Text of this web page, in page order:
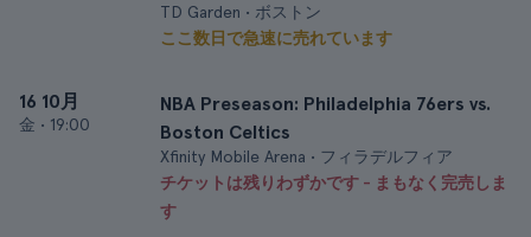
TD Garden • ボストン
ここ数日で急速に売れています
16 10月
金 • 19:00
NBA Preseason: Philadelphia 76ers vs.
Boston Celtics
Xfinity Mobile Arena • フィラデルフィア
チケットは残りわずかです - まもなく完売しま
す